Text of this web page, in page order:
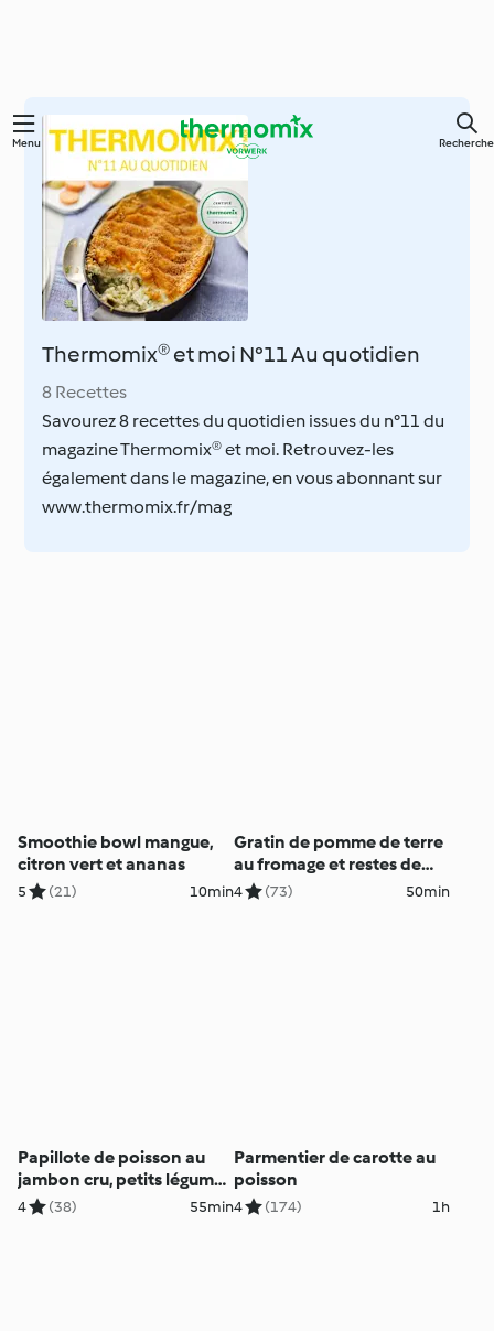
Skip
content
Menu Recherche
Thermomix® et moi N°11 Au quotidien
8 Recettes
Savourez 8 recettes du quotidien issues du n°11 du
magazine Thermomix® et moi. Retrouvez-les
également dans le magazine, en vous abonnant sur
www.thermomix.fr/mag
Smoothie bowl mangue,
citron vert et ananas
5 (21) 10min
Gratin de pomme de terre
au fromage et restes de
viande
4 (73) 50min
Papillote de poisson au
jambon cru, petits légumes
et gâteau vapeur à la
4 (38) 55min
Parmentier de carotte au
poisson
4 (174) 1h